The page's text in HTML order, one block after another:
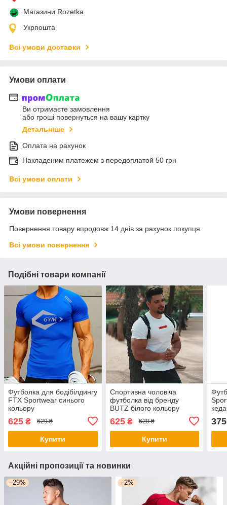
Магазини Rozetka
Укрпошта
Всі умови доставки
Умови оплати
Ви отримаєте замовлення
або гроші повернуться на вашу картку
Детальніше
Оплата на рахунок
Накладеним платежем з передоплатой 50 грн
Всі умови оплати
Умови повернення
Повернення товару впродовж 14 днів за рахунок покупця
Всі умови повернення
Подібні товари компанії
Футболка для бодібілдингу
FTX Sportwear синього
кольору
625 ₴ 629 ₴
Купити
Спортивна чоловіча
футболка від бренду
BUTZ білого кольору
625₴ 629 ₴
Купити
375
Акційні пропозиції та новинки
–29% –2%